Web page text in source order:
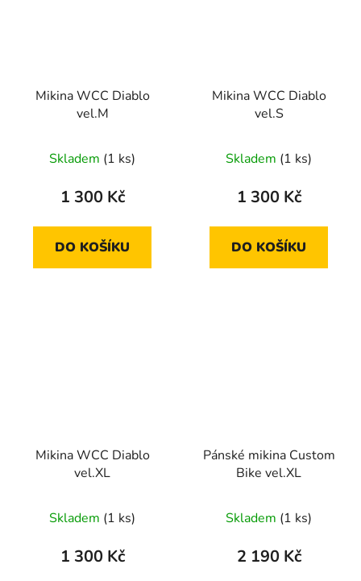
Mikina WCC Diablo
vel.M
Skladem (1 ks)
1 300 Kč
DO KOŠÍKU
Mikina WCC Diablo
vel.S
Skladem (1 ks)
1 300 Kč
DO KOŠÍKU
Mikina WCC Diablo
vel.XL
Skladem (1 ks)
1 300 Kč
Pánské mikina Custom
Bike vel.XL
Skladem (1 ks)
2 190 Kč